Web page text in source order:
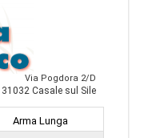
Via Pogdora 2/D
31032 Casale sul Sile
Arma Lunga